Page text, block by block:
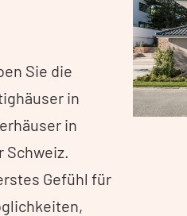
Sie die
in
in
Schweiz.
Gefühl für